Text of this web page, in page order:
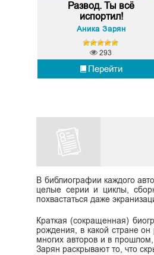
Развод. Ты всё
испортил!
Аника Зарян
Перейти
293
В библиографии каждого
целые серии и циклы,
похвастаться даже
Краткая (сокращенная)
рождения, в какой стране
многих авторов и в
Зарян раскрывают то, что